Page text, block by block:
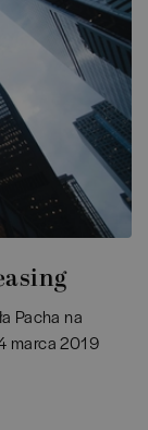
Pacha na
marca 2019